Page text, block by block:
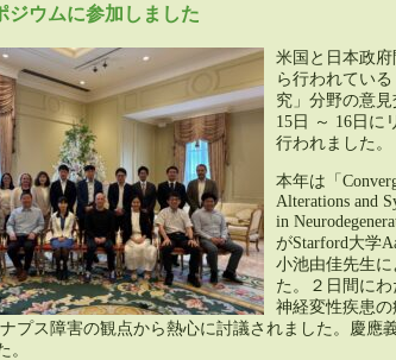
ジウムに参加しました
米国と日本政
ら行われてい
究」分野の意見
15日 ～ 16日に
行われました。
本年は「
Alterations and
in
がStarford大学
小池由佳先生
た。２日間に
神経変性疾患
ナプス障害の観点から熱心に討議されました。慶應
。